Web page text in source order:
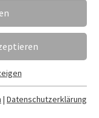
jede Menge
2025 am
war wieder
Funktionen der
dass die
| Datenschutzerklärung